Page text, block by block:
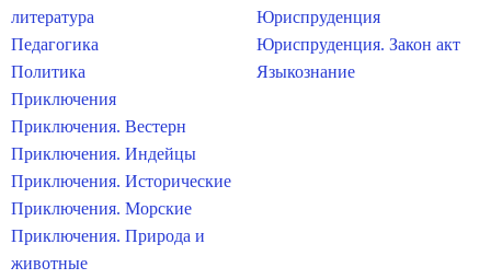
литература
Педагогика
Политика
Приключения
Приключения. Вестерн
Приключения. Индейцы
Приключения. Исторические
Приключения. Морские
Приключения. Природа и
животные
Юриспруденция
Юриспруденция. Закон акт
Языкознание